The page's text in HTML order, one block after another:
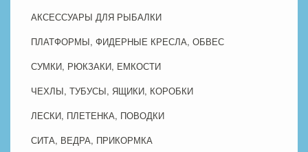
АКСЕССУАРЫ ДЛЯ РЫБАЛКИ
ПЛАТФОРМЫ, ФИДЕРНЫЕ КРЕСЛА, ОБВЕС
СУМКИ, РЮКЗАКИ, ЕМКОСТИ
ЧЕХЛЫ, ТУБУСЫ, ЯЩИКИ, КОРОБКИ
ЛЕСКИ, ПЛЕТЕНКА, ПОВОДКИ
СИТА, ВЕДРА, ПРИКОРМКА